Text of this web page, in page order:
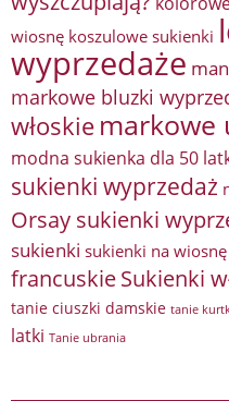
wiosnę koszulowe sukienki
wyprzedaże
markowe bluzki
włoskie markowe
modna sukienka dla 50
sukienki wyprzedaż
Orsay sukienki
sukienki sukienki na wiosnę
francuskieSukienki
tanie ciuszki damskie tanie
latki Tanie ubrania